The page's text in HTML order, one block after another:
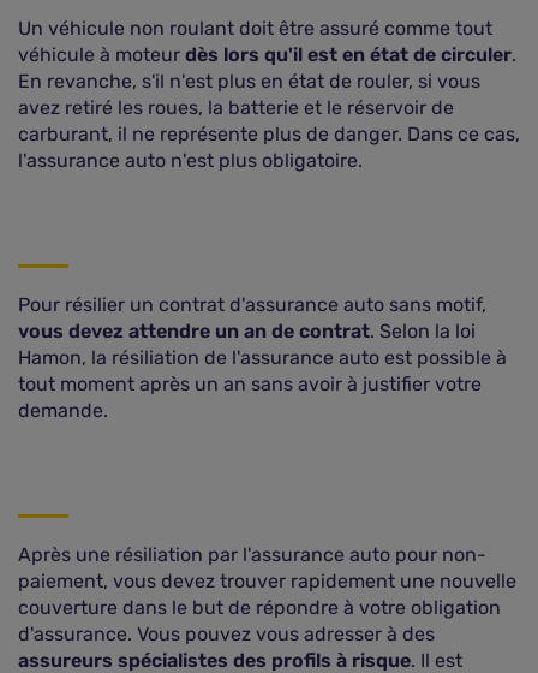
Un véhicule non roulant doit être assuré comme tout
véhicule à moteur dès lors qu'il est en état de circuler.
En revanche, s'il n'est plus en état de rouler, si vous
avez retiré les roues, la batterie et le réservoir de
carburant, il ne représente plus de danger. Dans ce cas,
l'assurance auto n'est plus obligatoire.
Pour résilier un contrat d'assurance auto sans motif,
vous devez attendre un an de contrat. Selon la loi
Hamon, la résiliation de l'assurance auto est possible à
tout moment après un an sans avoir à justifier votre
demande.
Après une résiliation par l'assurance auto pour non-
paiement, vous devez trouver rapidement une nouvelle
couverture dans le but de répondre à votre obligation
d'assurance. Vous pouvez vous adresser à des
assureurs spécialistes des profils à risque. Il est